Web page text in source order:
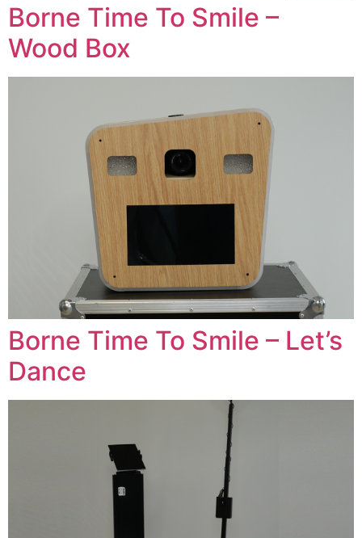
Borne Time To Smile –
Wood Box
Borne Time To Smile – Let’s
Dance